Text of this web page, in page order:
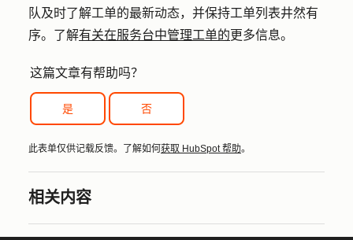
队及时了解工单的最新动态，并保持工单列表井然有
序。了解有关在服务台中管理工单的更多信息。
这篇文章有帮助吗？
是 否
此表单仅供记载反馈。了解如何 获取 HubSpot 帮助。
相关内容